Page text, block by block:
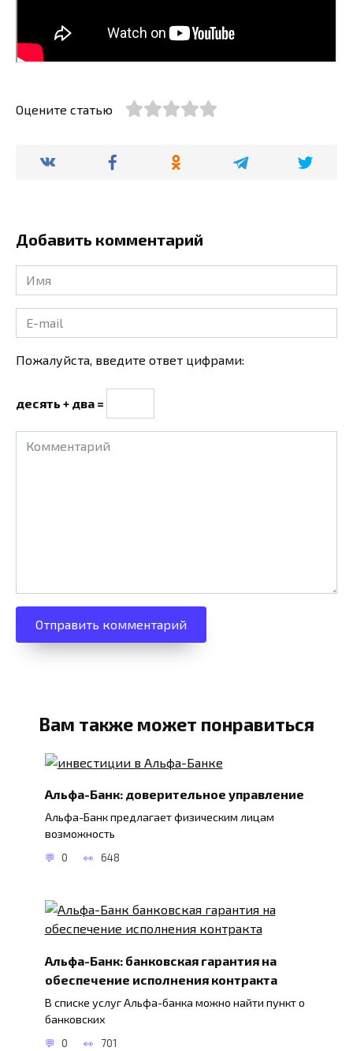
Оцените статью
Добавить комментарий
Имя
*
E-
mail
*
Пожалуйста, введите ответ цифрами:
десять + два =
Комментарий
Вам также может понравиться
Альфа-Банк: доверительное управление
Альфа-Банк предлагает физическим лицам
возможность
0 648
Альфа-Банк: банковская гарантия на
обеспечение исполнения контракта
В списке услуг Альфа-банка можно найти пункт о
банковских
0 701